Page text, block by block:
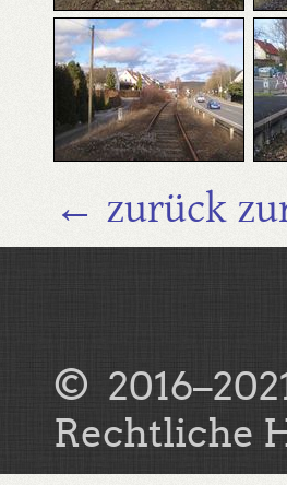
← zurück
©
Rechtliche